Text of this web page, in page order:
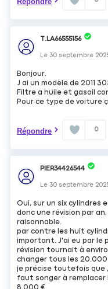
T.LA66555156
Le 30 septembre
Bonjour.
J ai un modèle de 2011
Filtre a huile et gasoil
Pour ce type de voiture
Répondre 0
PIER34426544
Le 30 septembre
Oui, sur un six cylindres
donc une révision par
raisonnable.
par contre les huit
important. J'ai eu par le
révision tournait à
changer tous les 20.000
je précise toutefois que
faut songer à remplacer